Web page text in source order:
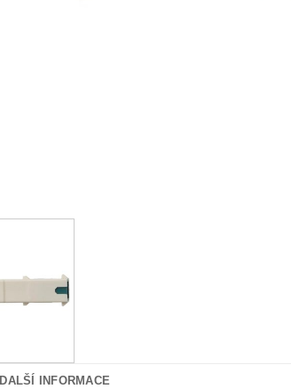
DALŠÍ INFORMACE